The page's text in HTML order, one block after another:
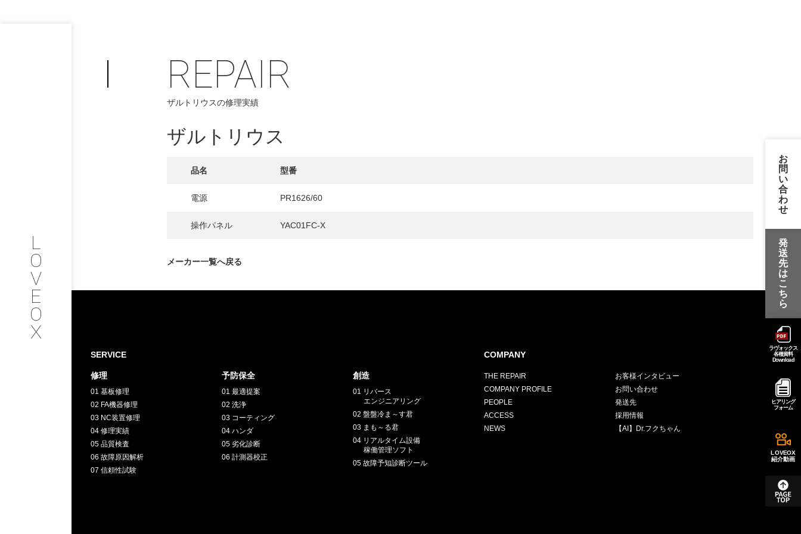
L
O
V
E
O
X
PHILOSOPHY
フィロソフィー
COMPANY
PROFILE
SERVICE
INTERVIEW
RECRUIT
採用情報
お
問
い
合
わ
せ
発
送
先
は
こ
ち
ら
ラヴォックス
各種資料
Download
ヒアリング
フォーム
LOVEOX
紹介動画
REPAIR
ザルトリウスの修理実績
ザルトリウス
品名 型番
電源 PR1626/60
操作パネル YAC01FC-X
メーカー一覧へ戻る
SERVICE
修理
01 基板修理
02 FA機器修理
03 NC装置修理
04 修理実績
05 品質検査
06 故障原因解析
07 信頼性試験
予防保全
01 最適提案
02 洗浄
03 コーティング
04 ハンダ
05 劣化診断
06 計測器校正
創造
01 リバース
エンジニアリング
02 盤盤冷ま～す君
03 まも～る君
04 リアルタイム設備
稼働管理ソフト
05 故障予知診断ツール
COMPANY
THE REPAIR
COMPANY PROFILE
PEOPLE
ACCESS
NEWS
お客様インタビュー
お問い合わせ
発送先
採用情報
【AI】Dr.フクちゃん